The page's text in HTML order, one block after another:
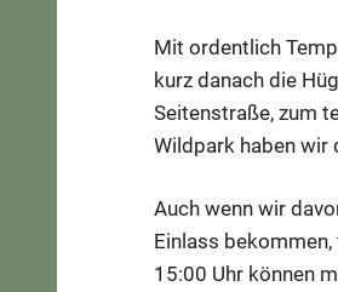
Mit ordentlich
kurz danach die
Seitenstraße, zum
Wildpark haben wir
Auch wenn wir
Einlass
15:00 Uhr können